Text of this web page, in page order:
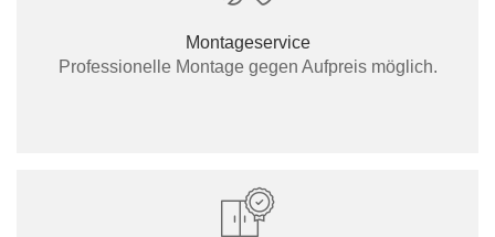
Montageservice
Professionelle Montage gegen Aufpreis möglich.